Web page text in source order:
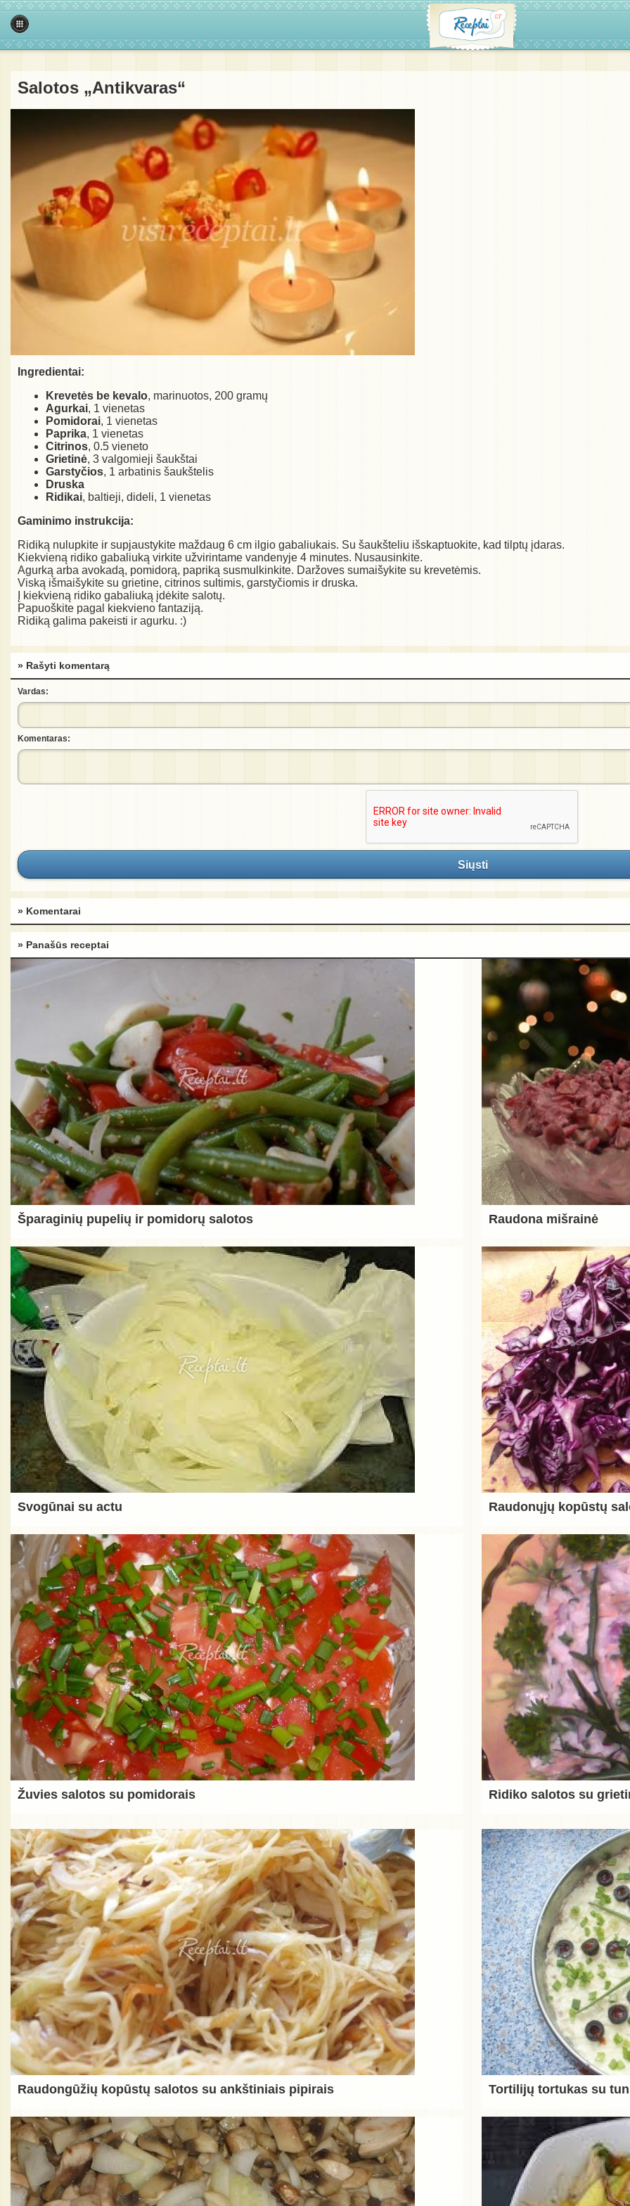
Salotos „Antikvaras“
Ingredientai:
Krevetės be kevalo, marinuotos, 200 gramų
Agurkai, 1 vienetas
Pomidorai, 1 vienetas
Paprika, 1 vienetas
Citrinos, 0.5 vieneto
Grietinė, 3 valgomieji šaukštai
Garstyčios, 1 arbatinis šaukštelis
Druska
Ridikai, baltieji, dideli, 1 vienetas
Gaminimo instrukcija:
Ridiką nulupkite ir supjaustykite maždaug 6 cm ilgio gabaliukais. Su šaukšteliu išskaptuokite, kad tilptų įdaras.
Kiekvieną ridiko gabaliuką virkite užvirintame vandenyje 4 minutes. Nusausinkite.
Agurką arba avokadą, pomidorą, papriką susmulkinkite. Daržoves sumaišykite su krevetėmis.
Viską išmaišykite su grietine, citrinos sultimis, garstyčiomis ir druska.
Į kiekvieną ridiko gabaliuką įdėkite salotų.
Papuoškite pagal kiekvieno fantaziją.
Ridiką galima pakeisti ir agurku. :)
» Rašyti komentarą
Vardas:
Komentaras:
Siųsti
» Komentarai
» Panašūs receptai
Šparaginių pupelių ir pomidorų salotos Raudona mišrainė
Svogūnai su actu Raudonųjų kopūstų
Žuvies salotos su pomidorais Ridiko salotos su
Raudongūžių kopūstų salotos su ankštiniais pipirais Tortilijų tortukas su